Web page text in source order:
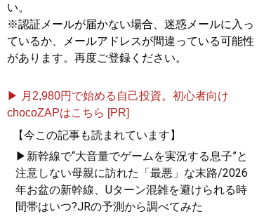
い。
※認証メールが届かない場合、迷惑メールに入っ
ているか、メールアドレスが間違っている可能性
があります。再度ご登録ください。
▶ 月2,980円で始める自己投資。初心者向け
chocoZAPはこちら [PR]
【今この記事も読まれています】
▶新幹線で“大音量でゲームを実況する息子”と
注意しない母親に訪れた「最悪」な末路/2026
年お盆の新幹線、Uターン混雑を避けられる時
間帯はいつ?JRの予測から調べてみた